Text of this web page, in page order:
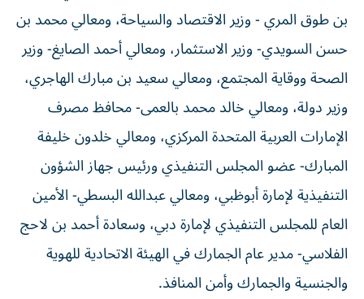
بن طوق المري - وزير الاقتصاد والسياحة، ومعالي محمد بن
حسن السويدي- وزير الاستثمار، ومعالي أحمد الصايغ- وزير
الصحة ووقاية المجتمع، ومعالي سعيد بن مبارك الهاجري،
وزير دولة، ومعالي خالد محمد بالعمى- محافظ مصرف
الإمارات العربية المتحدة المركزي، ومعالي خلدون خليفة
المبارك- عضو المجلس التنفيذي ورئيس جهاز الشؤون
التنفيذية لإمارة أبوظبي، ومعالي عبدالله البسطي- الأمين
العام للمجلس التنفيذي لإمارة دبي، وسعادة أحمد بن لاحج
الفلاسي- مدير عام الجمارك في الهيئة الاتحادية للهوية
والجنسية والجمارك وأمن المنافذ.